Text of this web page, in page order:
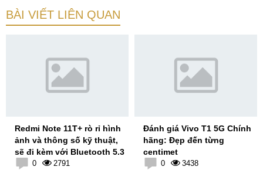
BÀI VIẾT LIÊN QUAN
Redmi Note 11T+ rò rỉ hình
ảnh và thông số kỹ thuật,
sẽ đi kèm với Bluetooth 5.3
0 2791
Đánh giá Vivo T1 5G Chính
hãng: Đẹp đến từng
centimet
0 3438